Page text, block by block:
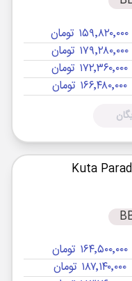
۱۵۹٬۸۲۰٬۰۰۰ تومان
۱۷۹٬۲۸۰٬۰۰۰ تومان
۱۷۲٬۳۶۰٬۰۰۰ تومان
۱۶۶٬۴۸۰٬۰۰۰ تومان
۱۶۴٬۵۰۰٬۰۰۰ تومان
۱۸۷٬۱۴۰٬۰۰۰ تومان